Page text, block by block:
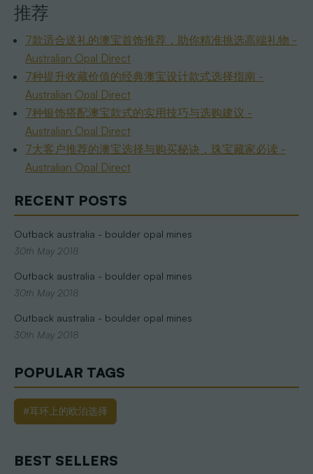
RECENT POSTS
Outback australia - boulder opal mines
30th May 2018
Outback australia - boulder opal mines
30th May 2018
Outback australia - boulder opal mines
30th May 2018
POPULAR TAGS
#耳环上的欧泊选择
BEST SELLERS
推荐
7款适合送礼的澳宝首饰推荐，助你精准挑选高端礼物 -
Australian Opal Direct
7种提升收藏价值的经典澳宝设计款式选择指南 -
Australian Opal Direct
7种银饰搭配澳宝款式的实用技巧与选购建议 -
Australian Opal Direct
7大客户推荐的澳宝选择与购买秘诀，珠宝藏家必读 -
Australian Opal Direct